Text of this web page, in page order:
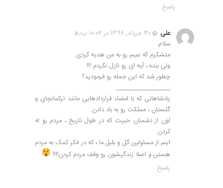
پاسخ
علی
۳۰ خرداد, ۱۳۹۸ در ۱۰:۰۴ ب٫ظ
سلام.
متشکرم که عیبم رو به من هدیه کردی.
ولی بنده ، آیه ای رو نازل نکردم !!!
چطور شد که این جمله رو فرمودید؟
__________________
پادشاهانی که با امضاء قراردادهایی مانند ترکمانچای و
گلستان ، مملکت رو به باد دادن.
اون از دشمنان خبیث که در طول تاریخ ، مردم رو له
کردن.
اینم از مسئولین گل و بلبل ما ، که در فکر کمک به مردم
هستن و اصلا زندگیشون رو وقف مردم کردن!!!!
پاسخ